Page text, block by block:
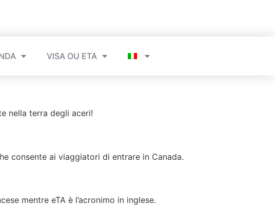
VISA OU ETA
nella terra degli aceri!
consente ai viaggiatori di entrare in Canada.
mentre eTA è l’acronimo in inglese.